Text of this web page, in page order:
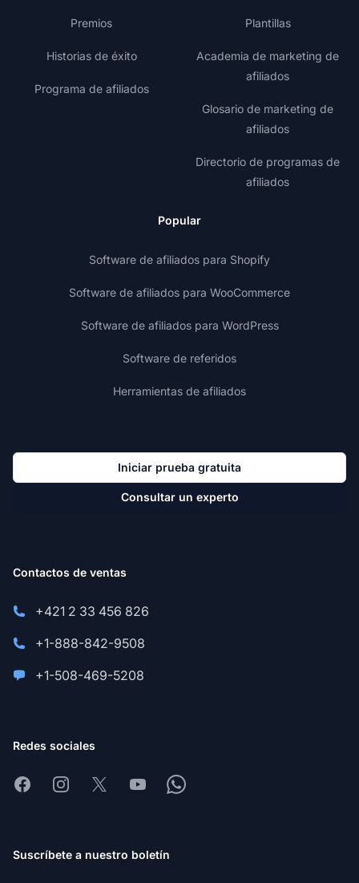
Premios
Historias de éxito
Programa de afiliados
Plantillas
Academia de marketing de
afiliados
Glosario de marketing de
afiliados
Directorio de programas de
afiliados
Popular
Software de afiliados para Shopify
Software de afiliados para WooCommerce
Software de afiliados para WordPress
Software de referidos
Herramientas de afiliados
Iniciar prueba gratuita
Consultar un experto
Contactos de ventas
+421 2 33 456 826
+1-888-842-9508
+1-508-469-5208
Redes sociales
FacebookInstagram
X YoutubeWhatsapp
Suscríbete a nuestro boletín